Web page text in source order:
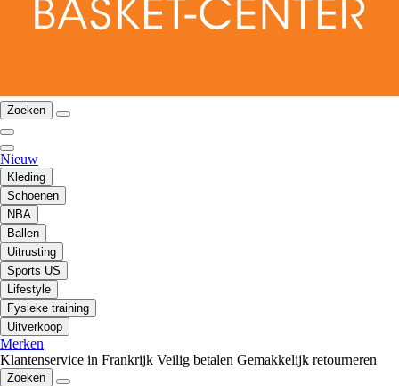
Zoeken
Nieuw
Kleding
Schoenen
NBA
Ballen
Uitrusting
Sports US
Lifestyle
Fysieke training
Uitverkoop
Merken
Klantenservice in Frankrijk Veilig betalen Gemakkelijk retourneren
Zoeken